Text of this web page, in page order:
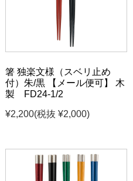
箸 独楽文様（スベリ止め
付）朱/黒 【メール便可】 木
製 FD24-1/2
¥2,200(税抜 ¥2,000)